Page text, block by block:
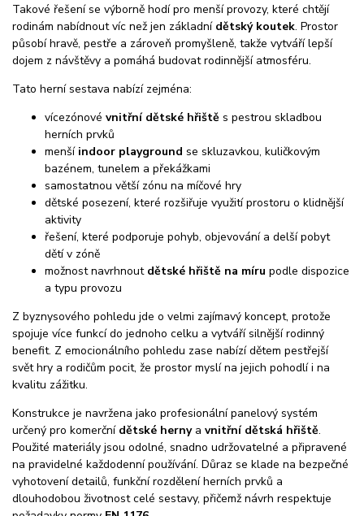
Takové řešení se výborně hodí pro menší provozy, které chtějí
rodinám nabídnout víc než jen základní dětský koutek. Prostor
působí hravě, pestře a zároveň promyšleně, takže vytváří lepší
dojem z návštěvy a pomáhá budovat rodinnější atmosféru.
Tato herní sestava nabízí zejména:
vícezónové vnitřní dětské hřiště s pestrou skladbou
herních prvků
menší indoor playground se skluzavkou, kuličkovým
bazénem, tunelem a překážkami
samostatnou větší zónu na míčové hry
dětské posezení, které rozšiřuje využití prostoru o klidnější
aktivity
řešení, které podporuje pohyb, objevování a delší pobyt
dětí v zóně
možnost navrhnout dětské hřiště na míru podle dispozice
a typu provozu
Z byznysového pohledu jde o velmi zajímavý koncept, protože
spojuje více funkcí do jednoho celku a vytváří silnější rodinný
benefit. Z emocionálního pohledu zase nabízí dětem pestřejší
svět hry a rodičům pocit, že prostor myslí na jejich pohodlí i na
kvalitu zážitku.
Konstrukce je navržena jako profesionální panelový systém
určený pro komerční dětské hernya vnitřní dětská hřiště.
Použité materiály jsou odolné, snadno udržovatelné a připravené
na pravidelné každodenní používání. Důraz se klade na bezpečné
vyhotovení detailů, funkční rozdělení herních prvků a
dlouhodobou životnost celé sestavy, přičemž návrh respektuje